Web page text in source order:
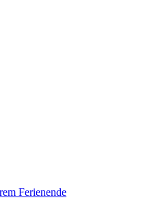
Ferienende